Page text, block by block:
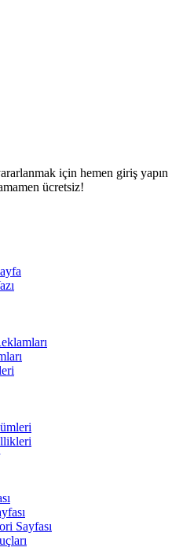
için hemen giriş yapın
ücretsiz!
Sayfası